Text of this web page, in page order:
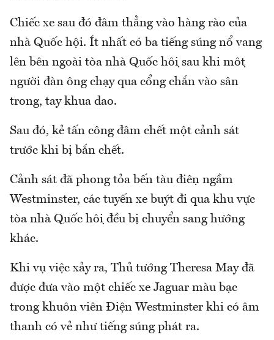
Chiếc xe sau đó đâm thẳng vào hàng rào của
nhà Quốc hội. Ít nhất có ba tiếng súng nổ vang
lên bên ngoài tòa nhà Quốc hội sau khi một
người đàn ông chạy qua cổng chắn vào sân
trong, tay khua dao.
Sau đó, kẻ tấn công đâm chết một cảnh sát
trước khi bị bắn chết.
Cảnh sát đã phong tỏa bến tàu điện ngầm
Westminster, các tuyến xe buýt đi qua khu vực
tòa nhà Quốc hội đều bị chuyển sang hướng
khác.
Khi vụ việc xảy ra, Thủ tướng Theresa May đã
được đưa vào một chiếc xe Jaguar màu bạc
trong khuôn viên Điện Westminster khi có âm
thanh có vẻ như tiếng súng phát ra.